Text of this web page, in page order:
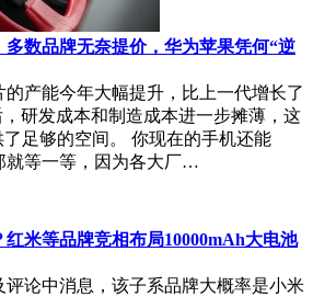
多数品牌无奈提价，华为苹果凭何“逆
产能今年大幅提升，比上一代增长了
研发成本和制造成本进一步摊薄，这
了足够的空间。 你现在的手机还能
就等一等，因为各大厂…
米等品牌竞相布局10000mAh大电池
论中消息，该子系品牌大概率是小米